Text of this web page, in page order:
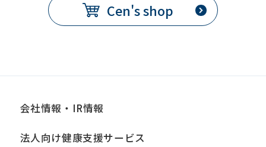
Cen's shop
会社情報・IR情報
法人向け健康支援サービス